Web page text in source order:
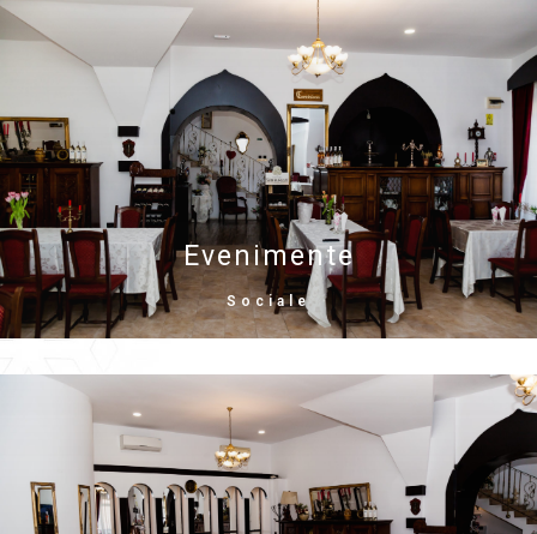
Evenimente
Sociale